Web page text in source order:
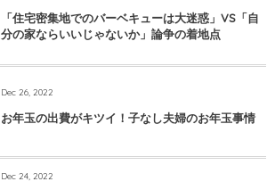
「住宅密集地でのバーベキューは大迷惑」VS「自
分の家ならいいじゃないか」論争の着地点
Dec 26, 2022
お年玉の出費がキツイ！子なし夫婦のお年玉事情
Dec 24, 2022